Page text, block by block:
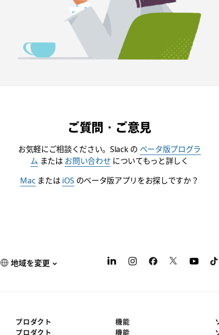
ご質問・ご意見
お気軽にご相談ください。Slack の ベータ版プログラ
ム または お問い合わせ についてもっと詳しく
Mac または iOS のベータ版アプリをお探しですか？
地域を変更
プロダクト
プロダクト
機能
機能